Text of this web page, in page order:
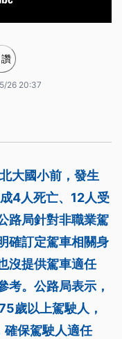
讚
26 20:37
大國小前，發生
4人死亡、12人受
路局針對非職業駕
確訂定駕車相關身
沒提供駕車適任
考。公路局表示，
歲以上駕駛人，
保駕駛人適任